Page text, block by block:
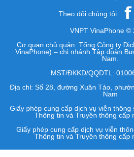
Theo dõi chúng tôi:
VNPT VinaPhone ©
Cơ quan chủ quản: Tổng Công ty
VinaPhone) – chi nhánh Tập đoàn
Nam.
MST/ĐKKD/QQDTL:
Địa chỉ: Số 28, đường Xuân Tảo,
Nam
Giấy phép cung cấp dịch vụ viễn
Thông tin và Truyền thông cấp
Giấy phép cung cấp dịch vụ viễn
Thông tin và Truyền thông cấp